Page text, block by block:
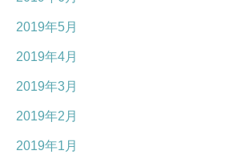
2019年5月
2019年4月
2019年3月
2019年2月
2019年1月